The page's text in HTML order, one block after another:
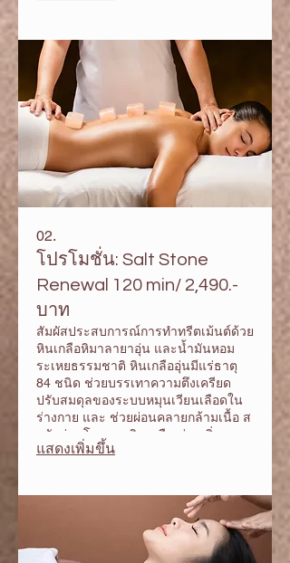
02.
โปรโมชั่น: Salt Stone
Renewal 120 min/ 2,490.-
บาท
สัมผัสประสบการณ์การทำทรีตเม้นต์ด้วย
หินเกลือหิมาลายาอุ่น และน้ำมันหอม
ระเหยธรรมชาติ หินเกลืออุ่นมีแร่ธาตุ
84 ชนิด ช่วยบรรเทาความตึงเครียด
ปรับสมดุลของระบบหมุนเวียนเลือดใน
ร่างกาย และ ช่วยผ่อนคลายกล้ามเนื้อ ส
ครับอ่อนโยนจากหินเกลือ ช่ายเพิ่มความ
ยืดหยุ่นให้ผิวหนัง แช่เท้า + นวดตัวผ่อน
หอมระเหย anti-stress จาก Switzerland
+ นวดประคบหินอุ่นที่ฝ่ามือ และฝ่าเท้า
+ นวดศรีษะ และกดจุดผ่อนคลายบน
ใบหน้า + ชาออแกนิค และ ผลไม้สด
แสดงเพิ่มขึ้น